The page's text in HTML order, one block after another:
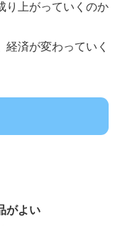
り上がっていくのか
済が変わっていく
がよい